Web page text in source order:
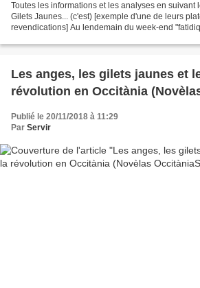
Toutes les informations et les analyses en suivant
Gilets Jaunes... (c'est) [exemple d'une de leurs
revendications] Au lendemain du week-end
Les anges, les gilets jaunes et
révolution en Occitània
Publié le 20/11/2018 à 11:29
Par Servir